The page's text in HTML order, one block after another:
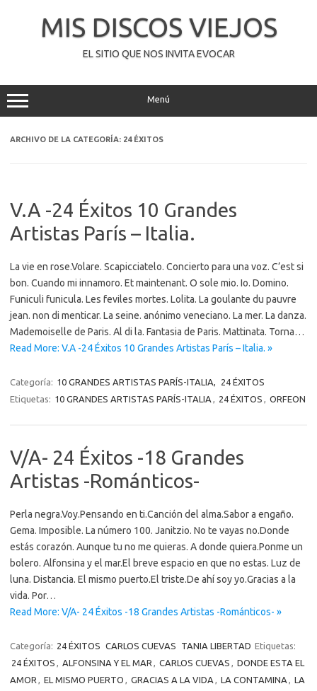
contenidoMIS DISCOS VIEJOS
EL SITIO QUE NOS INVITA EVOCAR
Menú
ARCHIVO DE LA CATEGORÍA: 24 ÉXITOS
V.A -24 Éxitos 10 Grandes
Artistas París – Italia.
La vie en rose.Volare. Scapicciatelo. Concierto para una voz. C’est si
bon. Cuando mi innamoro. Et maintenant. O sole mio. Io. Domino.
Funiculi funicula. Les feviles mortes. Lolita. La goulante du pauvre
jean. non di menticar. La seine. anónimo veneciano. La mer. La danza.
Mademoiselle de Paris. Al di la. Fantasia de Paris. Mattinata. Torna…
Read More: V.A -24 Éxitos 10 Grandes Artistas París – Italia. »
Categoría: 10 GRANDES ARTISTAS PARÍS-ITALIA,
24 ÉXITOS
Etiquetas: 10 GRANDES ARTISTAS PARÍS-ITALIA , 24 ÉXITOS , ORFEON
V/A- 24 Éxitos -18 Grandes
Artistas -Románticos-
Perla negra.Voy.Pensando en ti.Canción del alma.Sabor a engaño.
Gema. Imposible. La número 100. Janitzio. No te vayas no.Donde
estás corazón. Aunque tu no me quieras. A donde quiera.Ponme un
bolero. Alfonsina y el mar.El breve espacio en que no estas. Luz de
luna. Distancia. El mismo puerto.El triste.De ahí soy yo.Gracias a la
vida. Por…
Read More: V/A- 24 Éxitos -18 Grandes Artistas -Románticos- »
Categoría: 24 ÉXITOS CARLOS CUEVAS TANIA LIBERTAD Etiquetas:
24 ÉXITOS , ALFONSINA Y EL MAR , CARLOS CUEVAS , DONDE ESTA EL
AMOR , EL MISMO PUERTO , GRACIAS A LA VIDA , LA CONTAMINA , LA